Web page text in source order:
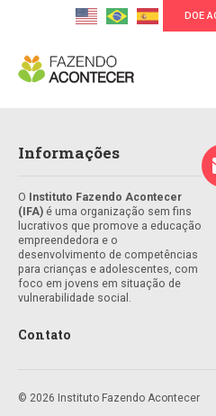
DOE
Informações
O Instituto Fazendo Acontecer
(IFA) é uma organização sem fins
lucrativos que promove a educação
empreendedora e o
desenvolvimento de competências
para crianças e adolescentes, com
foco em jovens em situação de
vulnerabilidade social.
Contato
© 2026 Instituto Fazendo Acontecer